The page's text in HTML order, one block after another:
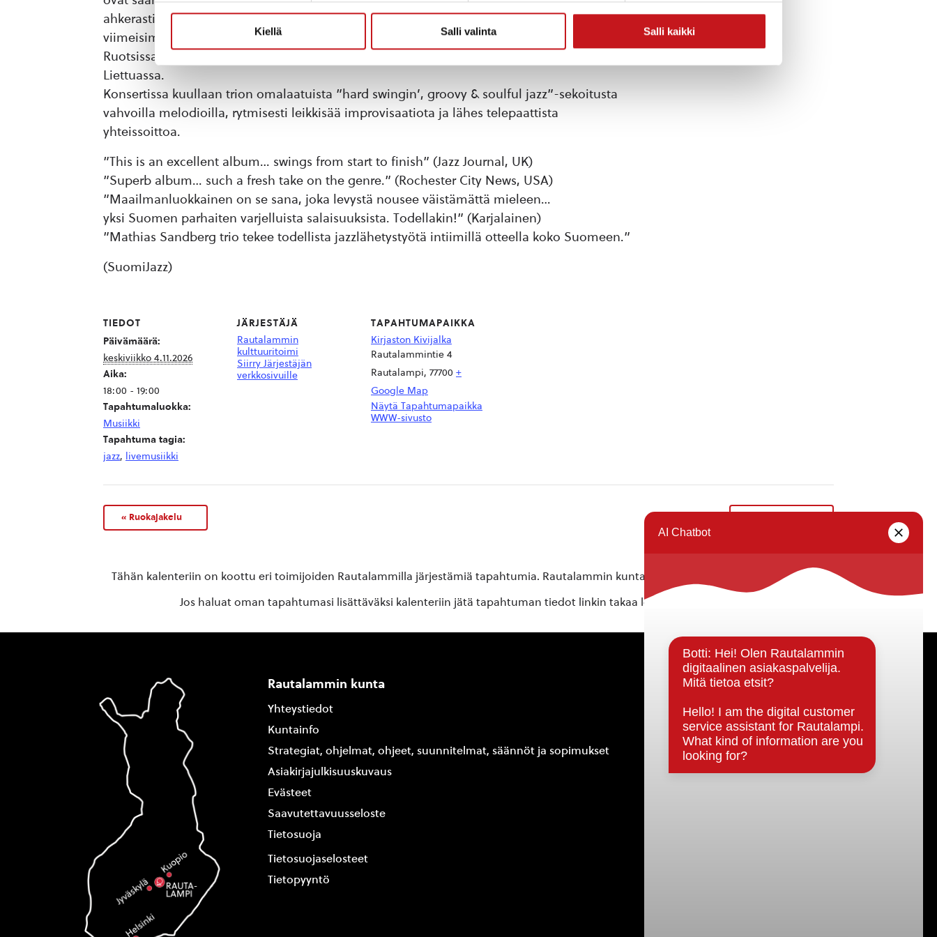
Kiellä Salli valinta Salli kaikki
ahkerasti jazzradiokanavilla ympäri maailmaa. Trionsa kanssa hän on kahtena
viimeisimpinä vuosina tehnyt yli 100 konserttia Suomessa (Enontekiöltä Hankoon),
Ruotsissa, Tanskassa, Saksassa, Itävallassa, Tšekissä, Slovakiassa, Virossa, Latviassa ja
Liettuassa.
Konsertissa kuullaan trion omalaatuista ”hard swingin’, groovy & soulful jazz”-sekoitusta
vahvoilla melodioilla, rytmisesti leikkisää improvisaatiota ja lähes telepaattista
yhteissoittoa.
”This is an excellent album… swings from start to finish” (Jazz Journal, UK)
”Superb album… such a fresh take on the genre.” (Rochester City News, USA)
”Maailmanluokkainen on se sana, joka levystä nousee väistämättä mieleen…
yksi Suomen parhaiten varjelluista salaisuuksista. Todellakin!” (Karjalainen)
”Mathias Sandberg trio tekee todellista jazzlähetystyötä intiimillä otteella koko Suomeen.”
(SuomiJazz)
TIEDOT
Päivämäärä:
keskiviikko 4.11.2026
Aika:
18:00 - 19:00
Tapahtumaluokka:
Musiikki
Tapahtuma tagia:
jazz, livemusiikki
JÄRJESTÄJÄ
Rautalammin
kulttuuritoimi
Siirry Järjestäjän
verkkosivuille
TAPAHTUMAPAIKKA
Kirjaston Kivijalka
Rautalammintie 4
Rautalampi, 77700 +
Google Map
Näytä Tapahtumapaikka
WWW-sivusto
« Ruokajakelu
Tähän kalenteriin on koottu eri toimijoiden Rautalammilla järjestämiä tapahtumia. Rautalammin kunta ei vastaa tietojen oikeellisuudesta.
Jos haluat oman tapahtumasi lisättäväksi kalenteriin jätä tapahtuman tiedot linkin takaa löytyvällä
Rautalammin kunta
Yhteystiedot
Kuntainfo
Strategiat, ohjelmat, ohjeet, suunnitelmat, säännöt ja sopimukset
Asiakirjajulkisuuskuvaus
Evästeet
Saavutettavuusseloste
Tietosuoja
Tietosuojaselosteet
Tietopyyntö
Päätöksenteko ja lähidemokratia
Päätökset, esityslistat & pöytäkirjat
Hallinto
Kunnanhallitus
Kunnanvaltuusto